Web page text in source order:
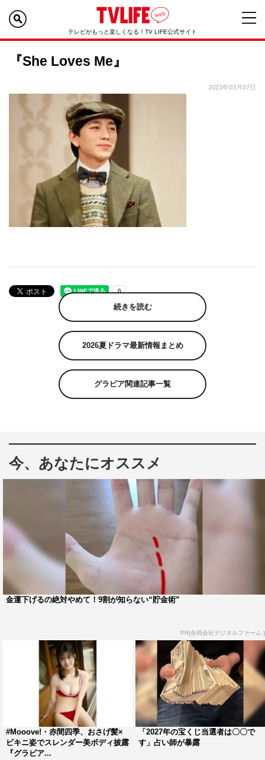
テレビがもっと楽しくなる！TV LIFE公式サイト
『She Loves Me』
2023年03月07日
続きを読む
2026夏ドラマ最新情報まとめ
グラビア関連記事一覧
今、あなたにオススメ
金運下げるの絶対やめて！9割が知らない“貯金術”
PR(合同会社デジタルファーム )
#Mooove!・赤間四季、おさげ髪×
ビキニ姿でスレンダー美ボディ披露
『グラビア...
「2027年の宝くじ当選者は〇〇で
す」占い師が暴露